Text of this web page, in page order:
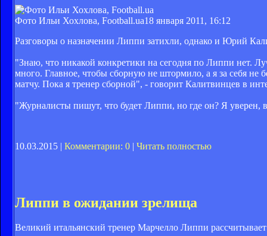
Фото Ильи Хохлова, Football.ua18 января 2011, 16:12
Разговоры о назначении Липпи затихли, однако и Юрий
"Знаю, что никакой конкретики на сегодня по Липпи нет.
много. Главное, чтобы сборную не штормило, а я за себя не
матчу. Пока я тренер сборной", - говорит Калитвинцев в
"Журналисты пишут, что будет Липпи, но где он? Я уверен,
10.03.2015 | Комментарии: 0 | Читать полностью
Липпи в ожидании зрелища
Великий итальянский тренер Марчелло Липпи